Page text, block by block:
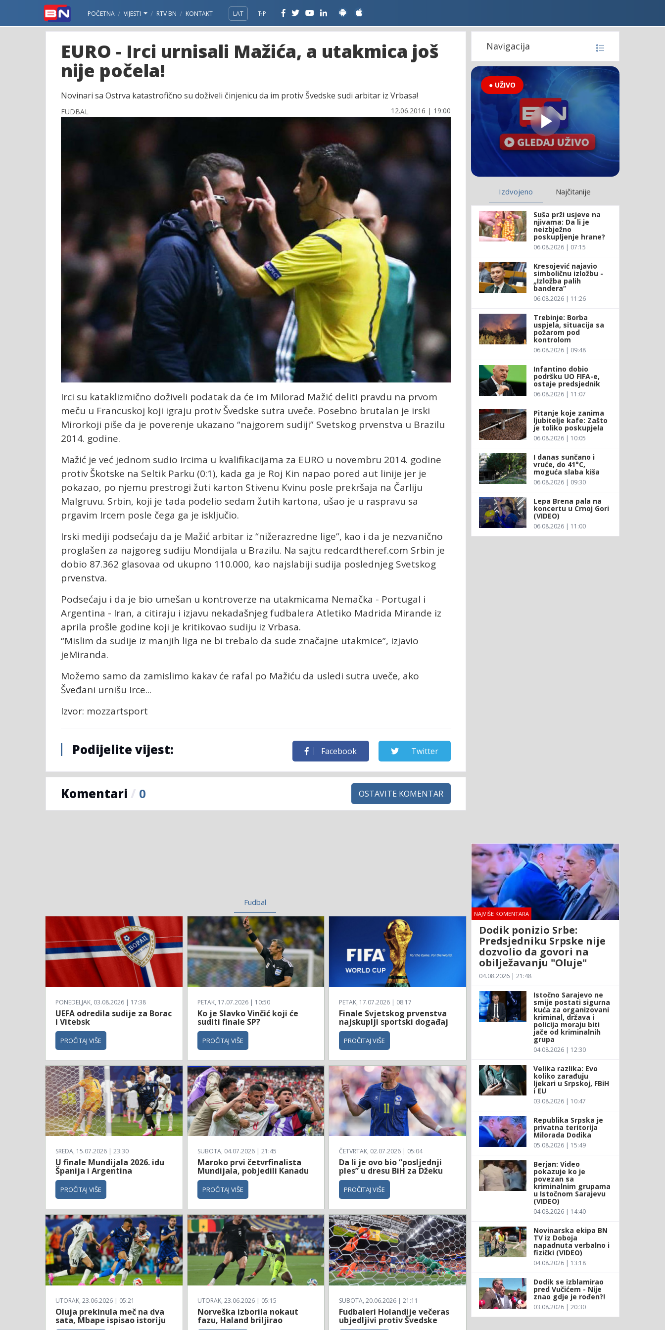
POČETNA VIJESTI RTV BN KONTAKT LAT ЋР
EURO - Irci urnisali Mažića, a utakmica još
nije počela!
Novinari sa Ostrva katastrofično su doživeli činjenicu da im protiv Švedske sudi arbitar iz Vrbasa!
FUDBAL 12.06.2016 | 19:00
Irci su kataklizmično doživeli podatak da će im Milorad Mažić deliti pravdu na prvom
meču u Francuskoj koji igraju protiv Švedske sutra uveče. Posebno brutalan je irski
Mirorkoji piše da je poverenje ukazano “najgorem sudiji” Svetskog prvenstva u Brazilu
2014. godine.
Mažić je već jednom sudio Ircima u kvalifikacijama za EURO u novembru 2014. godine
protiv Škotske na Seltik Parku (0:1), kada ga je Roj Kin napao pored aut linije jer je
pokazao, po njemu prestrogi žuti karton Stivenu Kvinu posle prekršaja na Čarliju
Malgruvu. Srbin, koji je tada podelio sedam žutih kartona, ušao je u raspravu sa
prgavim Ircem posle čega ga je isključio.
Irski mediji podsećaju da je Mažić arbitar iz “nižerazredne lige”, kao i da je nezvanično
proglašen za najgoreg sudiju Mondijala u Brazilu. Na sajtu redcardtheref.com Srbin je
dobio 87.362 glasovaa od ukupno 110.000, kao najslabiji sudija poslednjeg Svetskog
prvenstva.
Podsećaju i da je bio umešan u kontroverze na utakmicama Nemačka - Portugal i
Argentina - Iran, a citiraju i izjavu nekadašnjeg fudbalera Atletiko Madrida Mirande iz
aprila prošle godine koji je kritikovao sudiju iz Vrbasa.
“Mislim da sudije iz manjih liga ne bi trebalo da sude značajne utakmice”, izjavio
jeMiranda.
Možemo samo da zamislimo kakav će rafal po Mažiću da usledi sutra uveče, ako
Šveđani urnišu Irce...
Izvor: mozzartsport
Podijelite vijest: Facebook Twitter
Komentari / 0 OSTAVITE KOMENTAR
Fudbal
PONEDELJAK, 03.08.2026 | 17:38
UEFA odredila sudije za Borac
i Vitebsk
PROČITAJ VIŠE
PETAK, 17.07.2026 | 10:50
Ko je Slavko Vinčić koji će
suditi finale SP?
PROČITAJ VIŠE
PETAK, 17.07.2026 | 08:17
Finale Svjetskog prvenstva
najskuplji sportski događaj
PROČITAJ VIŠE
SREDA, 15.07.2026 | 23:30
U finale Mundijala 2026. idu
Španija i Argentina
PROČITAJ VIŠE
SUBOTA, 04.07.2026 | 21:45
Maroko prvi četvrfinalista
Mundijala, pobjedili Kanadu
PROČITAJ VIŠE
ČETVRTAK, 02.07.2026 | 05:04
Da li je ovo bio “posljednji
ples” u dresu BiH za Džeku
PROČITAJ VIŠE
UTORAK, 23.06.2026 | 05:21
Oluja prekinula meč na dva
sata, Mbape ispisao istoriju
UTORAK, 23.06.2026 | 05:15
Norveška izborila nokaut
fazu, Haland briljirao
SUBOTA, 20.06.2026 | 21:11
Fudbaleri Holandije večeras
ubjedljivi protiv Švedske
Navigacija
● UŽIVO
Izdvojeno Najčitanije
Suša prži usjeve na
njivama: Da li je
neizbježno
poskupljenje hrane?
06.08.2026 | 07:15
Kresojević najavio
simboličnu izložbu -
„Izložba palih
bandera“
06.08.2026 | 11:26
Trebinje: Borba
uspjela, situacija sa
požarom pod
kontrolom
06.08.2026 | 09:48
Infantino dobio
podršku UO FIFA-e,
ostaje predsjednik
06.08.2026 | 11:07
Pitanje koje zanima
ljubitelje kafe: Zašto
je toliko poskupjela
06.08.2026 | 10:05
I danas sunčano i
vruće, do 41°C,
moguća slaba kiša
06.08.2026 | 09:30
Lepa Brena pala na
koncertu u Crnoj Gori
(VIDEO)
06.08.2026 | 11:00
NAJVIŠE KOMENTARA
Dodik ponizio Srbe:
Predsjedniku Srpske nije
dozvolio da govori na
obilježavanju "Oluje"
04.08.2026 | 21:48
Istočno Sarajevo ne
smije postati sigurna
kuća za organizovani
kriminal, država i
policija moraju biti
jače od kriminalnih
grupa
04.08.2026 | 12:30
Velika razlika: Evo
koliko zarađuju
ljekari u Srpskoj, FBiH
i EU
03.08.2026 | 10:47
Republika Srpska je
privatna teritorija
Milorada Dodika
05.08.2026 | 15:49
Berjan: Video
pokazuje ko je
povezan sa
kriminalnim grupama
u Istočnom Sarajevu
(VIDEO)
04.08.2026 | 14:40
Novinarska ekipa BN
TV iz Doboja
napadnuta verbalno i
fizički (VIDEO)
04.08.2026 | 13:18
Dodik se izblamirao
pred Vučićem - Nije
znao gdje je rođen?!
03.08.2026 | 20:30